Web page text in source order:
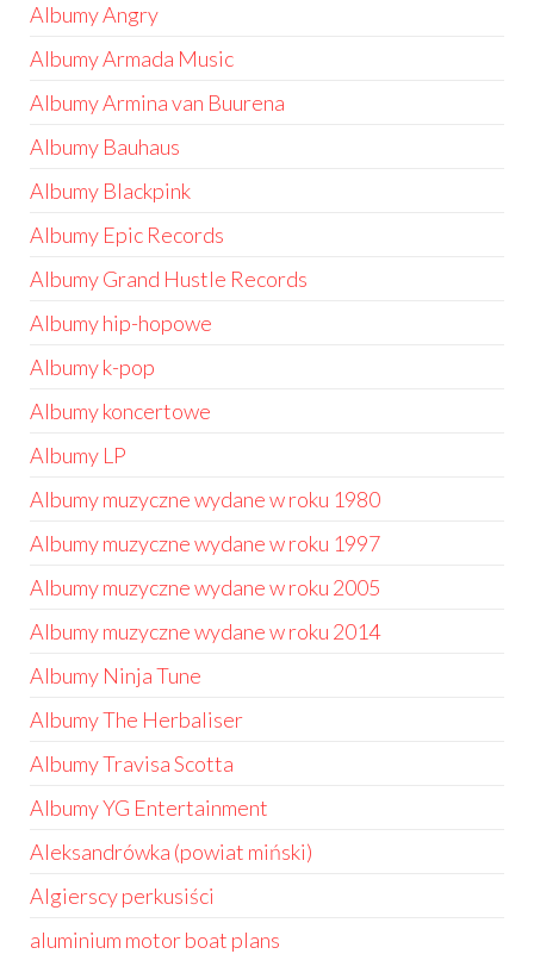
Albumy Angry
Albumy Armada Music
Albumy Armina van Buurena
Albumy Bauhaus
Albumy Blackpink
Albumy Epic Records
Albumy Grand Hustle Records
Albumy hip-hopowe
Albumy k-pop
Albumy koncertowe
Albumy LP
Albumy muzyczne wydane w roku 1980
Albumy muzyczne wydane w roku 1997
Albumy muzyczne wydane w roku 2005
Albumy muzyczne wydane w roku 2014
Albumy Ninja Tune
Albumy The Herbaliser
Albumy Travisa Scotta
Albumy YG Entertainment
Aleksandrówka (powiat miński)
Algierscy perkusiści
aluminium motor boat plans